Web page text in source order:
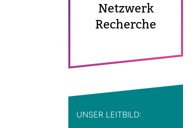
Netz­werk
Recherche
UNSER LEIT­BILD: